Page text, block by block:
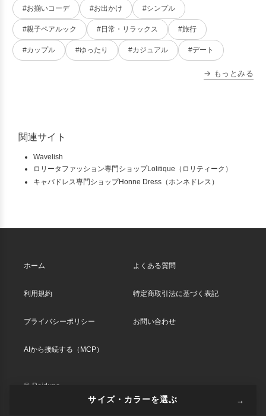
#お揃いコーデ #お出かけ #シンプル
#親子ペアルック #日常・リラックス #旅行
#カップル #ゆったり #カジュアル #デート
→ もっとみる
関連サイト
Wavelish
ロリータファッション専門ショップLolitique（ロリティーク）
キャバドレス専門ショップHonne Dress（ホンネドレス）
サイズ・カラーを選ぶ
ホーム よくある質問
利用規約 特定商取引法に基づく表記
プライバシーポリシー お問い合わせ
AIから接続する（MCP）
© Pairluna